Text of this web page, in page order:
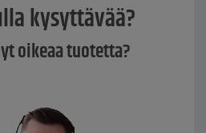
kysyttävää?
oikeaa tuotetta?